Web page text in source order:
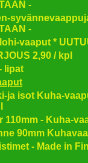
-
-
vaaput *
2,90 / kpl
lipat
ja isot Kuha-
110mm - Kuha-
90mm
- Made in